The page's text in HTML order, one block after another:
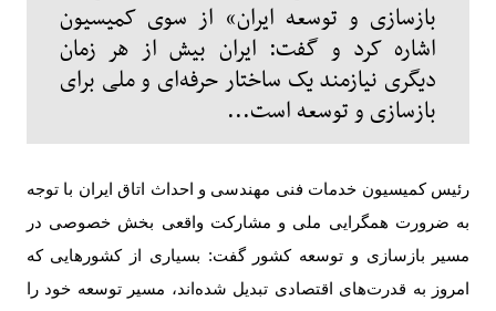
بازسازی و توسعه ایران» از سوی کمیسیون
اشاره کرد و گفت: ایران بیش از هر زمان
دیگری نیازمند یک ساختار حرفه‌ای و ملی برای
بازسازی و توسعه است...
رئیس کمیسیون خدمات فنی مهندسی و احداث اتاق ایران با توجه
به ضرورت همگرایی ملی و مشارکت واقعی بخش خصوصی در
مسیر بازسازی و توسعه کشور گفت: بسیاری از کشورهایی که
امروز به قدرت‌های اقتصادی تبدیل شده‌اند، مسیر توسعه خود را